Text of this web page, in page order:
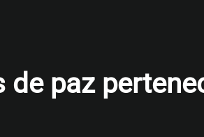
paz